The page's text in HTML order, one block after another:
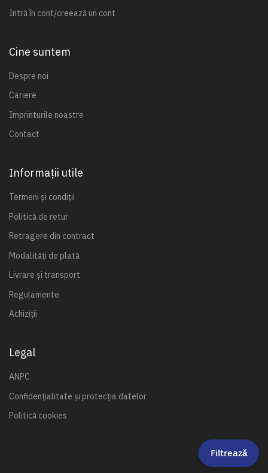
Intră în cont/creează un cont
Cine suntem
Despre noi
Cariere
Imprinturile noastre
Contact
Informații utile
Termeni și condiții
Politică de retur
Retragere din contract
Modalități de plată
Livrare și transport
Regulamente
Achiziții
Legal
ANPC
Confidențialitate și protecția datelor
Politică cookies
Filtrează